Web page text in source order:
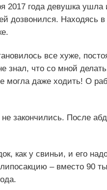
2017 года девушка
дозвонился. Находясь
все хуже,
знал, что со мной
могла даже ходить! О
закончились. После
как у свиньи, и его
– вместо 90